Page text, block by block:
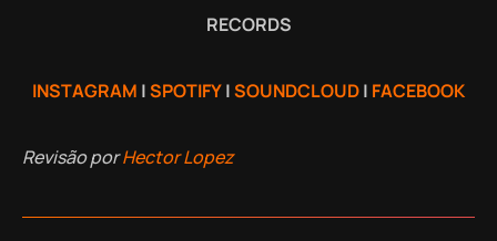
RECORDS
INSTAGRAM |SPOTIFY|SOUNDCLOUD| FACEBOOK
Revisão porHector Lopez